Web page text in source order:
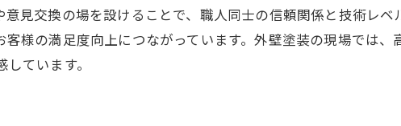
見交換の場を設けることで、職人同士の信頼関係と技術レ
様の満足度向上につながっています。外壁塗装の現場では
ています。